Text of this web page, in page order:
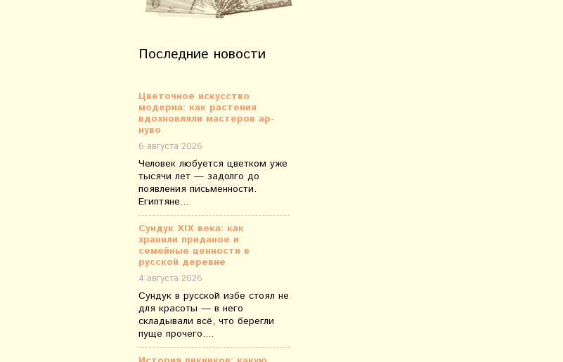
Последние новости
Цветочное искусство
модерна: как растения
вдохновляли мастеров ар-
нуво
6 августа 2026
Человек любуется цветком уже
тысячи лет — задолго до
появления письменности.
Египтяне...
Сундук XIX века: как
хранили приданое и
семейные ценности в
русской деревне
4 августа 2026
Сундук в русской избе стоял не
для красоты — в него
складывали всё, что берегли
пуще прочего....